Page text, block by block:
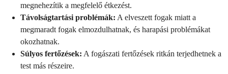
megnehezítik a megfelelő étkezést.
Távolságtartási problémák: A elveszett fogak miatt a
megmaradt fogak elmozdulhatnak, és harapási problémákat
okozhatnak.
Súlyos fertőzések: A fogászati fertőzések ritkán terjedhetnek a
test más részeire.